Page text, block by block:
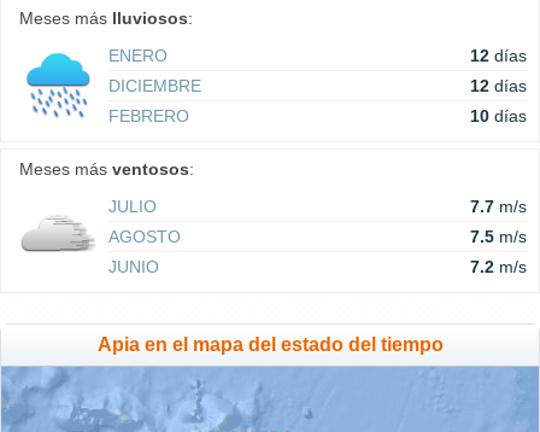
Meses más lluviosos:
ENERO
12 días
DICIEMBRE
12 días
FEBRERO
10 días
Meses más ventosos:
JULIO
7.7 m/s
AGOSTO
7.5 m/s
JUNIO
7.2 m/s
Apia en el mapa del estado del tiempo